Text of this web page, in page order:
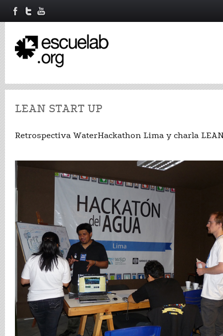
LEAN START UP
Retrospectiva WaterHackathon Lima y charla